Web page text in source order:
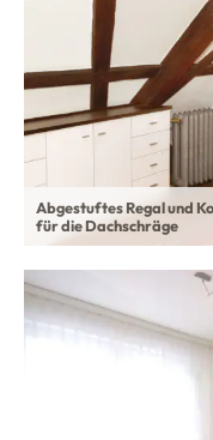
Abgestuftes Regal und
für die Dachschräge